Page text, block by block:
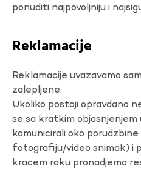
ponuditi najpovoljniju i
Reklamacije
Reklamacije uvazavamo
zalepljene.
Ukoliko postoji opravdano
se sa kratkim objasnjenjem
komunicirali oko
fotografiju/video snimak) i
kracem roku pronadjemo